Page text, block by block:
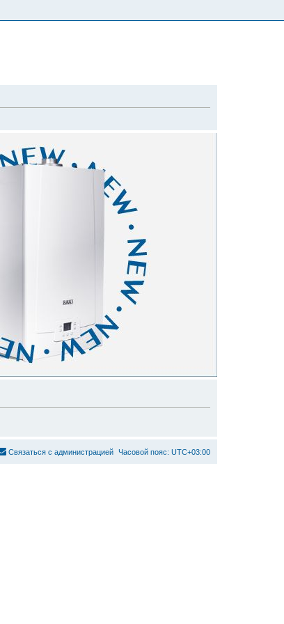
Часовой пояс: UTC+03:00
Связаться с администрацией